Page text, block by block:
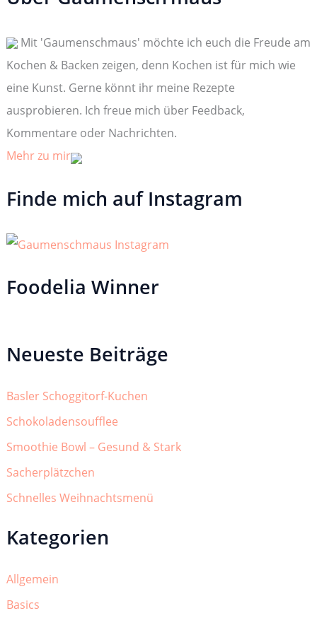
a
h
:
Mit 'Gaumenschmaus' möchte ich euch die Freude am
Kochen & Backen zeigen, denn Kochen ist für mich wie
eine Kunst. Gerne könnt ihr meine Rezepte
ausprobieren. Ich freue mich über Feedback,
Kommentare oder Nachrichten.
Mehr zu mir
Finde mich auf Instagram
Foodelia Winner
Neueste Beiträge
Basler Schoggitorf-Kuchen
Schokoladensoufflee
Smoothie Bowl – Gesund & Stark
Sacherplätzchen
Schnelles Weihnachtsmenü
Kategorien
Allgemein
Basics